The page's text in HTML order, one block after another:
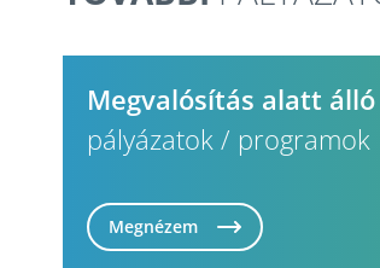
Megvalósítás alatt álló
pályázatok / programok
Megnézem